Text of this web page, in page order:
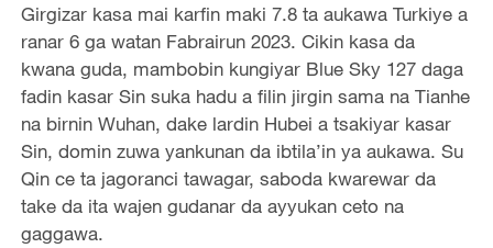
Girgizar kasa mai karfin maki 7.8 ta aukawa Turkiye a
ranar 6 ga watan Fabrairun 2023. Cikin kasa da
kwana guda, mambobin kungiyar Blue Sky 127 daga
fadin kasar Sin suka hadu a filin jirgin sama na Tianhe
na birnin Wuhan, dake lardin Hubei a tsakiyar kasar
Sin, domin zuwa yankunan da ibtila’in ya aukawa. Su
Qin ce ta jagoranci tawagar, saboda kwarewar da
take da ita wajen gudanar da ayyukan ceto na
gaggawa.